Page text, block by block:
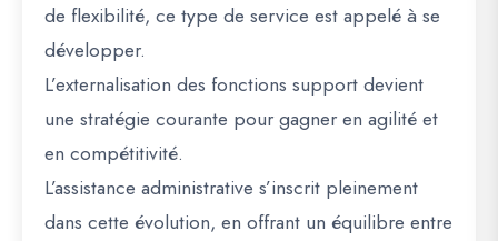
de flexibilité, ce type de service est appelé à se
développer.
L’externalisation des fonctions support devient
une stratégie courante pour gagner en agilité et
en compétitivité.
L’assistance administrative s’inscrit pleinement
dans cette évolution, en offrant un équilibre entre